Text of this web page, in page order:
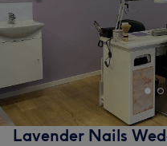
Lavender Nails